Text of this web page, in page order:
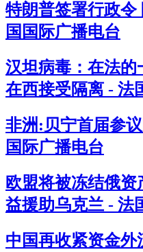
特朗普签署行政令
国国际广播电台
汉坦病毒：在法的
在西接受隔离 - 法
非洲:贝宁首届参
国际广播电台
欧盟将被冻结俄
益援助乌克兰 - 法
中国再收紧资金